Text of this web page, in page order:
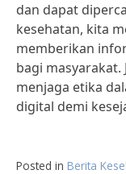
dan dapat
kesehatan, kita
memberikan
bagi masyarakat.
menjaga etika
digital demi
Posted in Berita